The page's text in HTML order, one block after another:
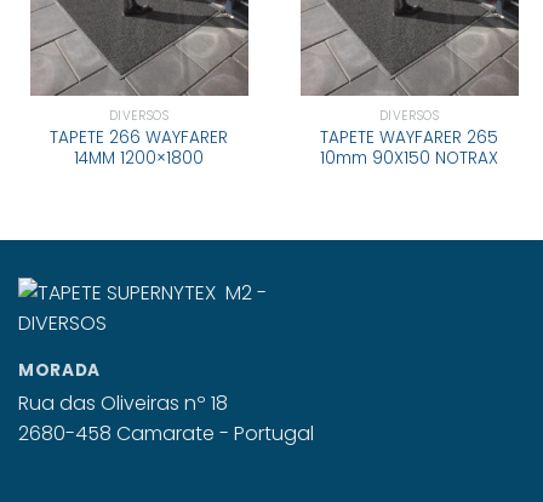
DIVERSOS
TAPETE 266 WAYFARER
14MM 1200×1800
DIVERSOS
TAPETE WAYFARER 265
10mm 90X150 NOTRAX
MORADA
Rua das Oliveiras nº 18
2680-458 Camarate - Portugal